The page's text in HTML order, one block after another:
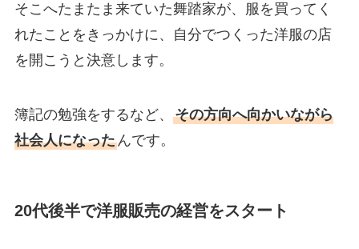
そこへたまたま来ていた舞踏家が、服を買ってく
れたことをきっかけに、自分でつくった洋服の店
を開こうと決意します。
簿記の勉強をするなど、 その方向へ向かいながら
社会人になったんです。
20代後半で洋服販売の経営をスタート